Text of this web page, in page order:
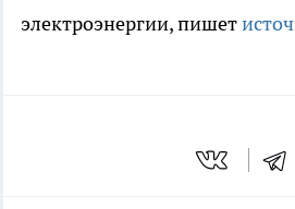
электроэнергии, пишет